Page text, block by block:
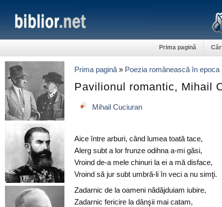
Prima pagină
Prima pagină » Poezia românească în epoca
Pavilionul romantic, Mihail
Mihail Cuciuran
Aice între arburi, când lumea toată tace,
Alerg subt a lor frunze odihna a-mi găsi,
Vroind de-a mele chinuri la ei a mă disface,
Vroind să jur subt umbră-li în veci a nu simţi.
Zadarnic de la oameni nădăjduiam iubire,
Zadarnic fericire la dânşii mai catam,